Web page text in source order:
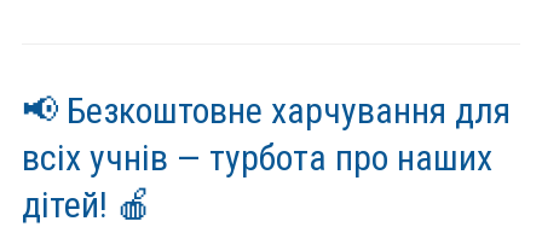
над
лиманом”
у
📢 Безкоштовне харчування для
всіх учнів — турбота про наших
дітей! 🍎